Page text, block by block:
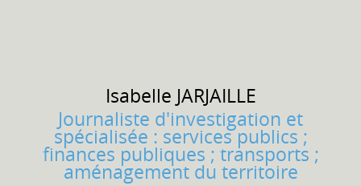
Isabelle JARJAILLE
Journaliste d'investigation et
spécialisée : services publics ;
finances publiques ; transports ;
aménagement du territoire